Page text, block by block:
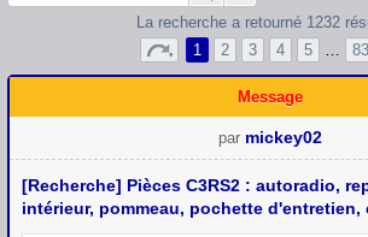
La recherche a retourné 1232
1
2 3 4 5 … 83
Message
par mickey02
[Recherche] Pièces C3RS2 : autoradio,
intérieur, pommeau, pochette d'entretien,